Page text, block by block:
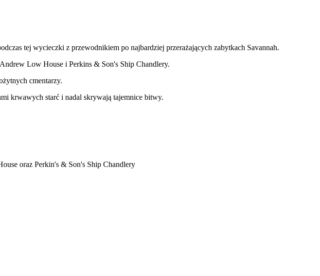
tej wycieczki z przewodnikiem po najbardziej przerażających zabytkach Savannah.
Low House i Perkins & Son's Ship Chandlery.
cmentarzy.
krwawych starć i nadal skrywają tajemnice bitwy.
oraz Perkin's & Son's Ship Chandlery